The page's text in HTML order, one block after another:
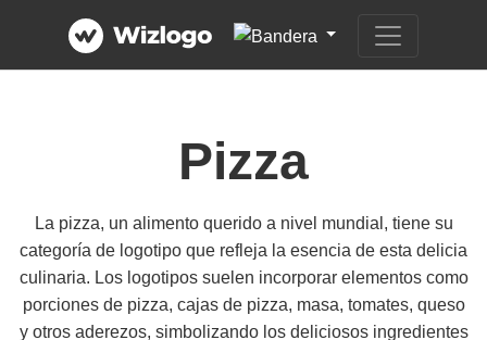
Pizza
La pizza, un alimento querido a nivel mundial, tiene su
categoría de logotipo que refleja la esencia de esta delicia
culinaria. Los logotipos suelen incorporar elementos como
porciones de pizza, cajas de pizza, masa, tomates, queso
y otros aderezos, simbolizando los deliciosos ingredientes